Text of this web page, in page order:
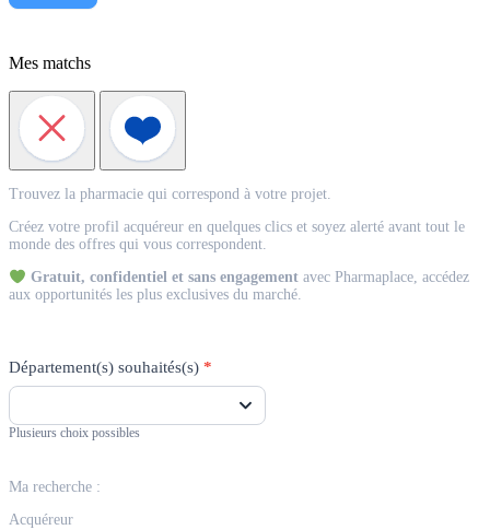
Mes matchs
Acquéreur
Trouvez la pharmacie qui correspond à votre projet.
Créez votre profil acquéreur en quelques clics et soyez alerté avant tout le
monde des offres qui vous correspondent.
Gratuit, confidentiel et sans engagementavec Pharmaplace, accédez
aux opportunités les plus exclusives du marché.
Département(s) souhaités(s) *
Plusieurs choix possibles
Ma recherche :
Acquéreur